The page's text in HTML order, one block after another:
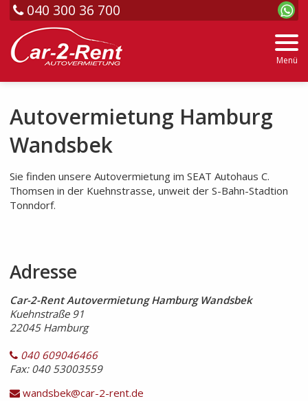
040 300 36 700
Menü
Autovermietung Hamburg
Wandsbek
Sie finden unsere Autovermietung im SEAT Autohaus C.
Thomsen in der Kuehnstrasse, unweit der S-Bahn-Stadtion
Tonndorf.
Adresse
Car-2-Rent Autovermietung Hamburg Wandsbek
Kuehnstraße 91
22045 Hamburg
040 609046466
Fax: 040 53003559
wandsbek@car-2-rent.de